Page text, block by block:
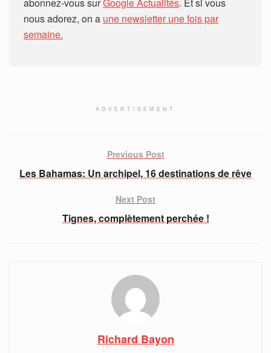
nous adorez, on a une newsletter une fois par
semaine.
ADVERTISEMENT
Previous Post
Les Bahamas: Un archipel, 16 destinations de rêve
Next Post
Tignes, complètement perchée !
Richard Bayon